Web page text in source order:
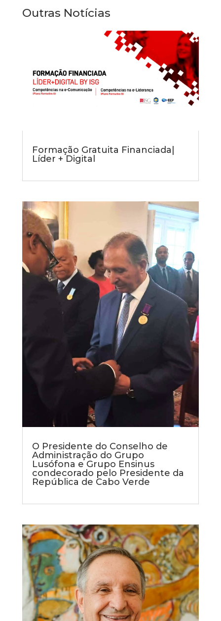
Outras Notícias
Formação Gratuita Financiada|
Líder + Digital
O Presidente do Conselho de
Administração do Grupo
Lusófona e Grupo Ensinus
condecorado pelo Presidente da
República de Cabo Verde